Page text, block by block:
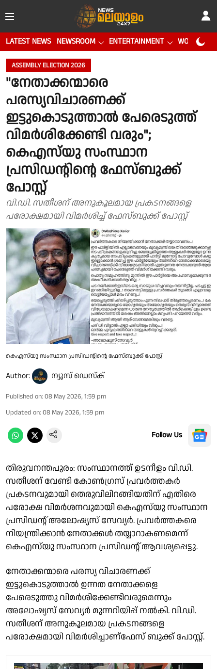
LATEST NEWS NEWSROOM ENTERTAINMENT WORLD CUP
ASSEMBLY ELECTION 2026
"നേതാക്കന്മാരെ
പരസ്യവിചാരണക്ക്
ഇട്ടുകൊടുത്താൽ പേരെടുത്ത്
വിമർശിക്കേണ്ടി വരും";
കെഎസ്‌യു സംസ്ഥാന
പ്രസിഡൻ്റിൻ്റെ ഫേസ്ബുക്ക്
പോസ്റ്റ്
വി.ഡി. സതീശന് അനുകൂലമായ പ്രകടനങ്ങളെ
പരോക്ഷമായി വിമർശിച്ച് ഫേസ്ബുക്ക് പോസ്റ്റ്
കെഎസ്‌യു സംസ്ഥാന പ്രസിഡൻ്റിൻ്റെ ഫേസ്ബുക്ക് പോസ്റ്റ്
Author: ന്യൂസ് ഡെസ്ക്
Published on: 08 May 2026, 1:59 pm
Updated on: 08 May 2026, 1:59 pm
Follow Us
തിരുവനന്തപുരം: സംസ്ഥാനത്ത് ഉടനീളം വി.ഡി.
സതീശന് വേണ്ടി കോൺഗ്രസ് പ്രവർത്തകർ
പ്രകടനവുമായി തെരുവിലിറങ്ങിയതിന് എതിരെ
പരോക്ഷ വിമർശനവുമായി കെഎസ്‌യു സംസ്ഥാന
പ്രസിഡൻ്റ് അലോഷ്യസ് സേവ്യർ. പ്രവർത്തകരെ
നിയന്ത്രിക്കാൻ നേതാക്കൾ തയ്യാറാകണമെന്ന്
കെഎസ്‌യു സംസ്ഥാന പ്രസിഡൻ്റ് ആവശ്യപ്പെട്ടു.
നേതാക്കന്മാരെ പരസ്യ വിചാരണക്ക്
ഇട്ടുകൊടുത്താൽ ഉന്നത നേതാക്കളെ
പേരെടുത്തു വിമർശിക്കേണ്ടിവരുമെന്നും
അലോഷ്യസ് സേവ്യർ മുന്നറിയിപ്പ് നൽകി. വി.ഡി.
സതീശന് അനുകൂലമായ പ്രകടനങ്ങളെ
പരോക്ഷമായി വിമർശിച്ചാണ്ഫേസ് ബുക്ക് പോസ്റ്റ്.